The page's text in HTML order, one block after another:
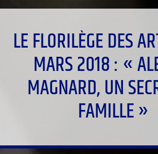
LE FLORILÈGE DES
MARS 2018 : «
MAGNARD, UN
FAMILLE »